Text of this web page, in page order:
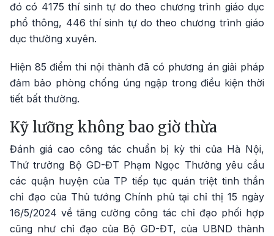
đó có 4175 thí sinh tự do theo chương trình giáo dục
phổ thông, 446 thí sinh tự do theo chương trình giáo
dục thường xuyên.
Hiện 85 điểm thi nội thành đã có phương án giải pháp
đảm bảo phòng chống úng ngập trong điều kiện thời
tiết bất thường.
Kỹ lưỡng không bao giờ thừa
Đánh giá cao công tác chuẩn bị kỳ thi của Hà Nội,
Thứ trưởng Bộ GD-ĐT Phạm Ngọc Thưởng yêu cầu
các quận huyện của TP tiếp tục quán triệt tinh thần
chỉ đạo của Thủ tướng Chính phủ tại chỉ thị 15 ngày
16/5/2024 về tăng cường công tác chỉ đạo phối hợp
cũng như chỉ đạo của Bộ GD-ĐT, của UBND thành